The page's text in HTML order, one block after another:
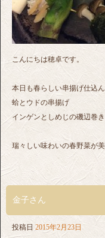
こんにちは穂卓です。
本日も春らしい串揚げ仕込ん
蛤とウドの串揚げ
インゲンとしめじの磯辺巻き
瑞々しい味わいの春野菜が
金子さん
投稿日 2015年2月23日